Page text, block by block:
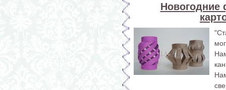
Новогодние